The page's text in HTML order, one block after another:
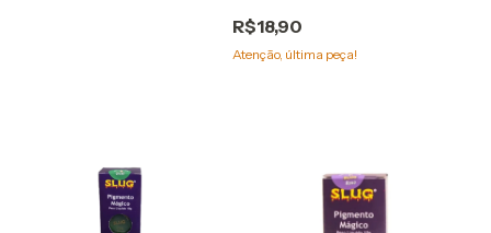
R$18,90
Atenção, última peça!